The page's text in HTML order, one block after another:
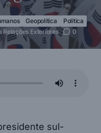
Geopolítica
Política
Relações Exteriores 0
sul-